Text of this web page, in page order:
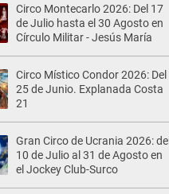
Circo Montecarlo 2026: Del 17
de Julio hasta el 30 Agosto en
Círculo Militar - Jesús María
Circo Místico Condor 2026: Del
25 de Junio. Explanada Costa
21
Gran Circo de Ucrania 2026: del
10 de Julio al 31 de Agosto en
el Jockey Club-Surco